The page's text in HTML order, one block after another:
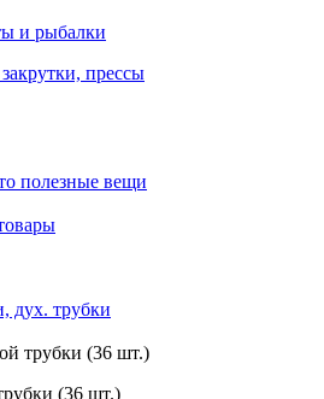
и рыбалки
прессы
полезные вещи
дух. трубки
трубки (36 шт.)